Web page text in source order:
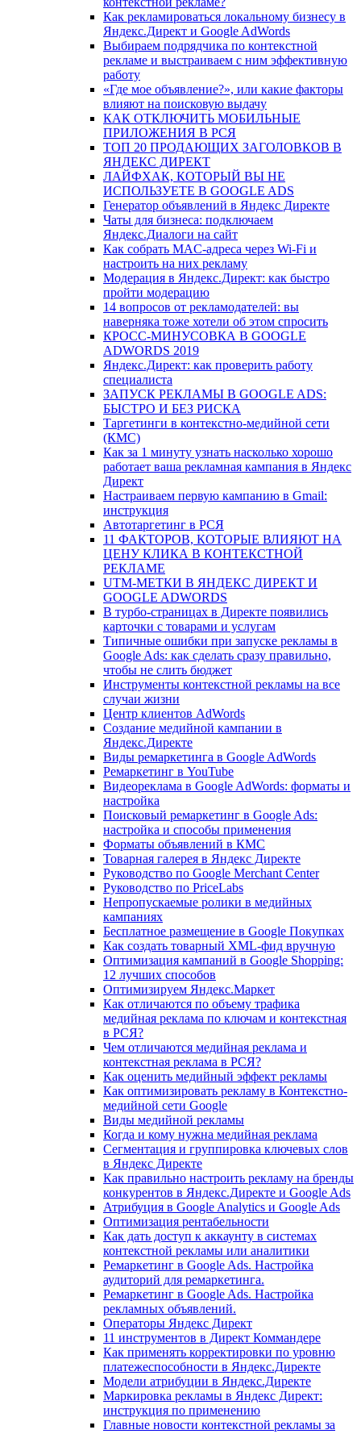
Как рекламироваться локальному бизнесу в
Яндекс.Директ и Google AdWords
Выбираем подрядчика по контекстной
рекламе и выстраиваем с ним эффективную
работу
«Где мое объявление?», или какие факторы
влияют на поисковую выдачу
КАК ОТКЛЮЧИТЬ МОБИЛЬНЫЕ
ПРИЛОЖЕНИЯ В РСЯ
ТОП 20 ПРОДАЮЩИХ ЗАГОЛОВКОВ В
ЯНДЕКС ДИРЕКТ
ЛАЙФХАК, КОТОРЫЙ ВЫ НЕ
ИСПОЛЬЗУЕТЕ В GOOGLE ADS
Генератор объявлений в Яндекс Директе
Чаты для бизнеса: подключаем
Яндекс.Диалоги на сайт
Как собрать MAC-адреса через Wi-Fi и
настроить на них рекламу
Модерация в Яндекс.Директ: как быстро
пройти модерацию
14 вопросов от рекламодателей: вы
наверняка тоже хотели об этом спросить
КРОСС-МИНУСОВКА В GOOGLE
ADWORDS 2019
Яндекс.Директ: как проверить работу
специалиста
ЗАПУСК РЕКЛАМЫ В GOOGLE ADS:
БЫСТРО И БЕЗ РИСКА
Таргетинги в контекстно-медийной сети
(КМС)
Как за 1 минуту узнать насколько хорошо
работает ваша рекламная кампания в Яндекс
Директ
Настраиваем первую кампанию в Gmail:
инструкция
Автотаргетинг в РСЯ
11 ФАКТОРОВ, КОТОРЫЕ ВЛИЯЮТ НА
ЦЕНУ КЛИКА В КОНТЕКСТНОЙ
РЕКЛАМЕ
UTM-МЕТКИ В ЯНДЕКС ДИРЕКТ И
GOOGLE ADWORDS
В турбо-страницах в Директе появились
карточки с товарами и услугам
Типичные ошибки при запуске рекламы в
Google Ads: как сделать сразу правильно,
чтобы не слить бюджет
Инструменты контекстной рекламы на все
случаи жизни
Центр клиентов AdWords
Создание медийной кампании в
Яндекс.Директе
Виды ремаркетинга в Google AdWords
Ремаркетинг в YouTube
Видеореклама в Google AdWords: форматы и
настройка
Поисковый ремаркетинг в Google Ads:
настройка и способы применения
Форматы объявлений в КМС
Товарная галерея в Яндекс Директе
Руководство по Google Merchant Center
Руководство по PriceLabs
Непропускаемые ролики в медийных
кампаниях
Бесплатное размещение в Google Покупках
Как создать товарный XML-фид вручную
Оптимизация кампаний в Google Shopping:
12 лучших способов
Оптимизируем Яндекс.Маркет
Как отличаются по объему трафика
медийная реклама по ключам и контекстная
в РСЯ?
Чем отличаются медийная реклама и
контекстная реклама в РСЯ?
Как оценить медийный эффект рекламы
Как оптимизировать рекламу в Контекстно-
медийной сети Google
Виды медийной рекламы
Когда и кому нужна медийная реклама
Сегментация и группировка ключевых слов
в Яндекс Директе
Как правильно настроить рекламу на бренды
конкурентов в Яндекс.Директе и Google Ads
Атрибуция в Google Analytics и Google Ads
Оптимизация рентабельности
Как дать доступ к аккаунту в системах
контекстной рекламы или аналитики
Ремаркетинг в Google Ads. Настройка
аудиторий для ремаркетинга.
Ремаркетинг в Google Ads. Настройка
рекламных объявлений.
Операторы Яндекс Директ
11 инструментов в Директ Коммандере
Как применять корректировки по уровню
платежеспособности в Яндекс.Директе
Модели атрибуции в Яндекс.Директе
Маркировка рекламы в Яндекс Директ:
инструкция по применению
Главные новости контекстной рекламы за